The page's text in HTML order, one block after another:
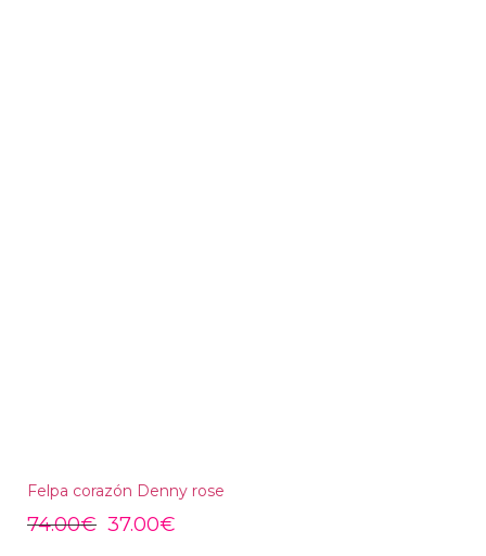
Felpa corazón Denny rose
74.00€ 37.00€